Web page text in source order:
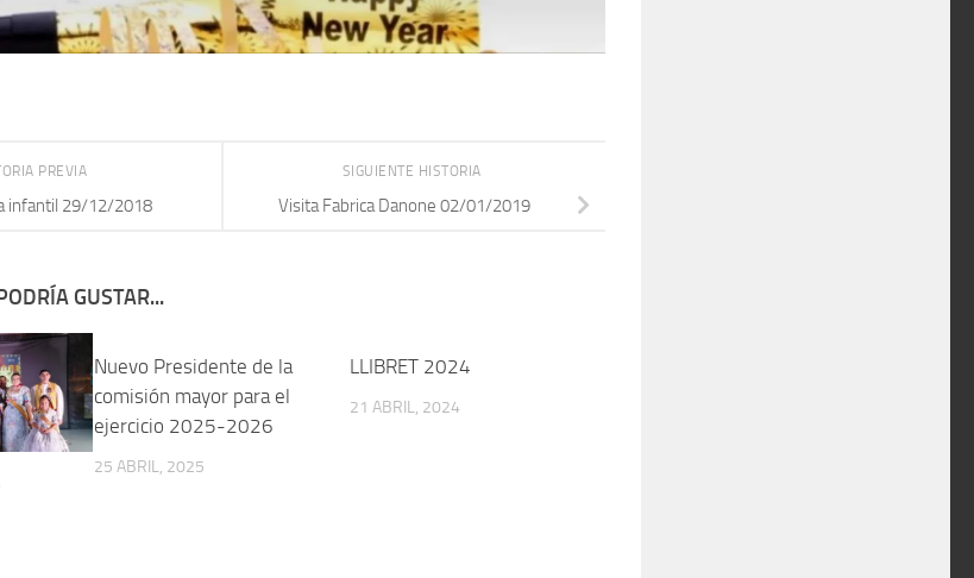
SIGUIENTE HISTORIA
Visita Fabrica Danone 02/01/2019
PREVIA
infantil 29/12/2018
GUSTAR...
Nuevo Presidente de la
comisión mayor para el
ejercicio 2025-2026
25 ABRIL, 2025
LLIBRET 2024
21 ABRIL, 2024